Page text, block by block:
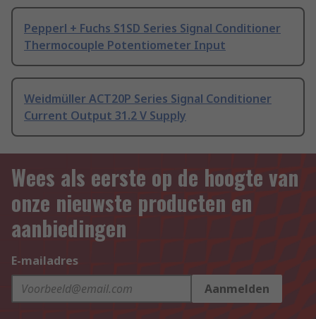
Pepperl + Fuchs S1SD Series Signal Conditioner
Thermocouple Potentiometer Input
Weidmüller ACT20P Series Signal Conditioner
Current Output 31.2 V Supply
Wees als eerste op de hoogte van
onze nieuwste producten en
aanbiedingen
E-mailadres
Aanmelden